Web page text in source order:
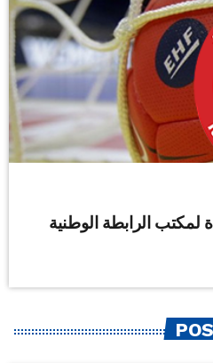
لمكتب الرابطة الوطنية